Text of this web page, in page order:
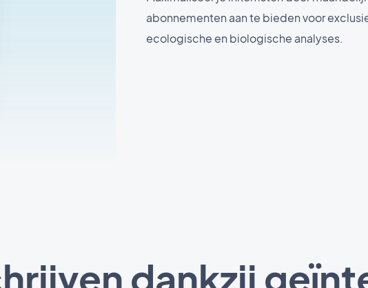
abonnementen aan te bieden voor
ecologische en biologische analyses.
dankzij